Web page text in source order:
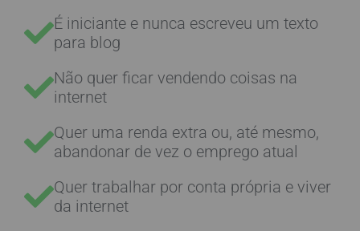
É iniciante e nunca escreveu um texto
para blog
Não quer ficar vendendo coisas na
internet
Quer uma renda extra ou, até mesmo,
abandonar de vez o emprego atual
Quer trabalhar por conta própria e viver
da internet